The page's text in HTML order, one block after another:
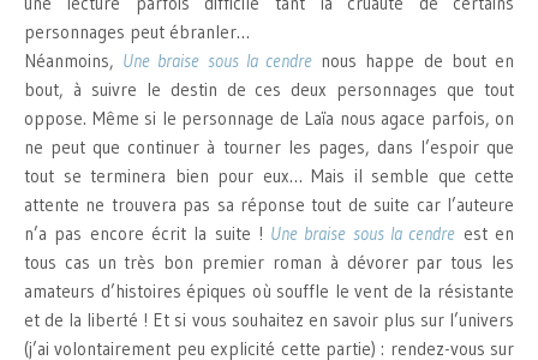
personnages peut ébranler…
Néanmoins, Une braise sous la cendre nous happe de bout en
bout, à suivre le destin de ces deux personnages que tout
oppose. Même si le personnage de Laïa nous agace parfois, on
ne peut que continuer à tourner les pages, dans l’espoir que
tout se terminera bien pour eux… Mais il semble que cette
attente ne trouvera pas sa réponse tout de suite car l’auteure
n’a pas encore écrit la suite ! Une braise sous la cendre est en
tous cas un très bon premier roman à dévorer par tous les
amateurs d’histoires épiques où souffle le vent de la résistante
et de la liberté ! Et si vous souhaitez en savoir plus sur l’univers
(j’ai volontairement peu explicité cette partie) : rendez-vous sur